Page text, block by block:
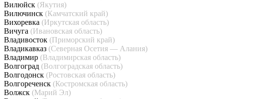
Вилюйск (Якутия)
Вилючинск (Камчатский край)
Вихоревка (Иркутская область)
Вичуга (Ивановская область)
Владивосток (Приморский край)
Владикавказ (Северная Осетия — Алания)
Владимир (Владимирская область)
Волгоград (Волгоградская область)
Волгодонск (Ростовская область)
Волгореченск (Костромская область)
Волжск (Марий Эл)